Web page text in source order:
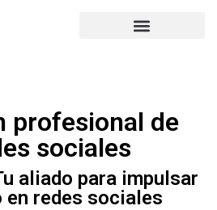
profesional de
sociales
aliado para impulsar
en redes sociales